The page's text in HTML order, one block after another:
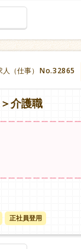
人（仕事） No.32865
介護職
正社員登用